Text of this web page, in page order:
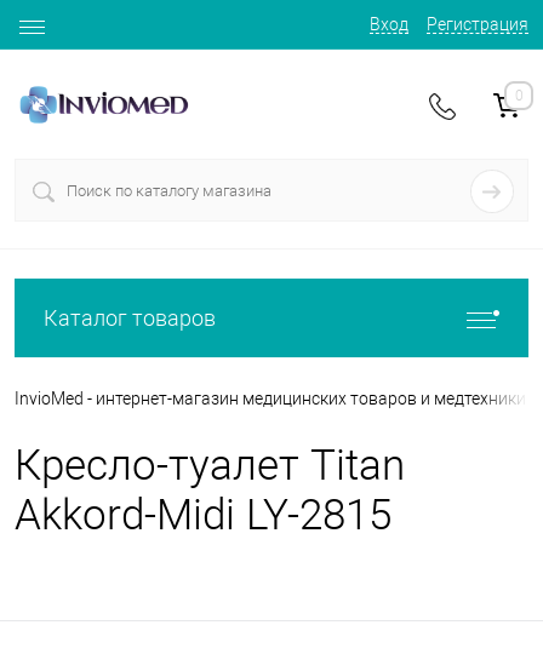
Вход Регистрация
0
Каталог товаров
InvioMed - интернет-магазин медицинских товаров и медтехники
Кресло-туалет Titan
Akkord-Midi LY-2815